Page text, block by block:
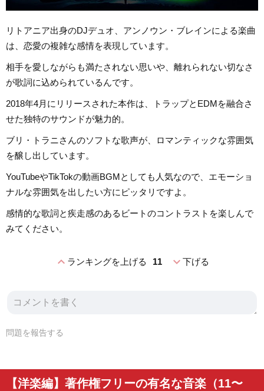
リトアニア出身のDJデュオ、アンノウン・ブレインによる楽曲
は、恋愛の複雑な感情を表現しています。
相手を愛しながらも満たされない思いや、離れられない切なさ
が歌詞に込められているんです。
2018年4月にリリースされた本作は、トラップとEDMを融合さ
せた独特のサウンドが魅力的。
ブリ・トラニさんのソフトな歌声が、ロマンティックな雰囲気
を醸し出しています。
YouTubeやTikTokの動画BGMとしても人気なので、エモーショ
ナルな雰囲気を出したい方にピッタリですよ。
感情的な歌詞と疾走感のあるビートのコントラストを楽しんで
みてください。
expand_lessランキングを上げる 11 expand_more下げる
問題を報告する
【洋楽編】著作権フリーの有名な音楽（11〜